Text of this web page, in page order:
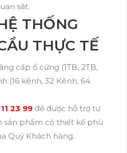
sát.
THỐNG
THỰC TẾ
cấp ổ cứng (1TB, 2TB,
(16 kênh, 32 Kênh, 64
23 99 để được hỗ trợ tư
sản phẩm có thiết kế phù
Quý Khách hàng.